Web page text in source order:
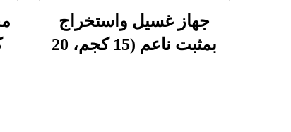
جهاز غسيل واستخراج
بمثبت ناعم (15 كجم، 20